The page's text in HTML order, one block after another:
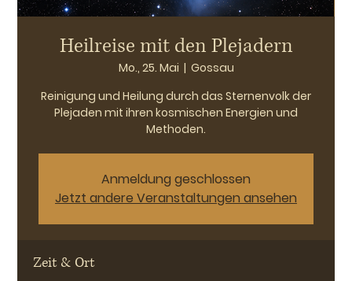
Heilreise mit den Plejadern
Mo., 25. Mai
  |
Gossau
Reinigung und Heilung durch das Sternenvolk der
Plejaden mit ihren kosmischen Energien und
Methoden.
Anmeldung geschlossen
Jetzt andere Veranstaltungen ansehen
Zeit & Ort